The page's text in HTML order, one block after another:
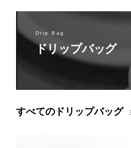
Drip Bag
ドリップバッグ
すべてのドリップバッグ